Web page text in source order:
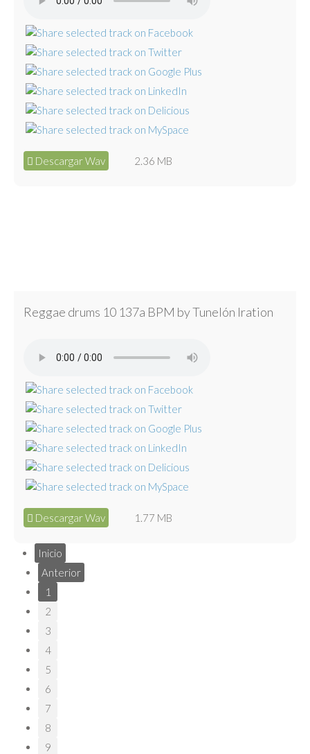
Descargar Wav 2.36 MB
Reggae drums 10 137a BPM by Tunelón Iration
Descargar Wav 1.77 MB
Inicio
Anterior
1
2
3
4
5
6
7
8
9